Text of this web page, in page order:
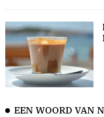
EEN WOORD VAN